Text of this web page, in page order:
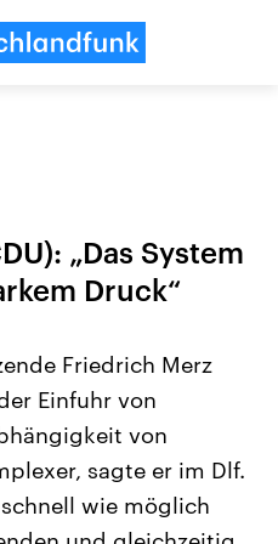
aus
USA
Aktuelle Beiträge,
Hintergründe
Wirtschaftlich und
gehören die Vereinigten
den mächtigsten Ländern
mit großem Einfluss auf
„Das System
Druck“
Friedrich Merz
Einfuhr von
von
sagte er im Dlf.
wie möglich